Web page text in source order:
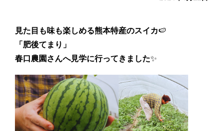
見た目も味も楽しめる熊本特産のスイカ🍉
「肥後てまり」
春口農園さんへ見学に行ってきました✨